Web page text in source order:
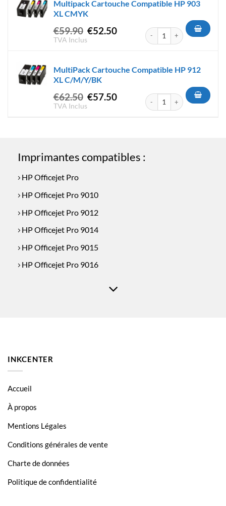
€89.90.
€79.00.
Multipack Cartouche Compatible HP 903
XL CMYK
€59.90 Le
€59.90.
€52.50Le
€52.50.
TVA Inclus
quantité de Multipack
MultiPack Cartouche Compatible HP 912
XL C/M/Y/BK
€62.50 Le
€57.50Le
TVA Inclus
quantité de MultiPack
Imprimantes compatibles :
HP Officejet Pro
HP Officejet Pro 9010
HP Officejet Pro 9012
HP Officejet Pro 9014
HP Officejet Pro 9015
HP Officejet Pro 9016
HP Officejet Pro 9025
HP Officejet Pro 9026
OfficeJet Pro 9010
OfficeJet Pro 9012
INKCENTER
Accueil
À propos
Mentions Légales
Conditions générales de vente
Charte de données
Politique de confidentialité